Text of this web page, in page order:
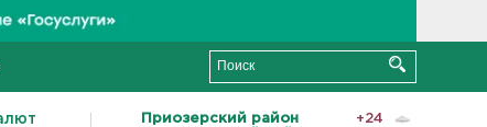
Приозерский район
+24